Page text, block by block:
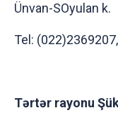
Ünvan-SOyulan k.
Tel:
Tərtər rayonu